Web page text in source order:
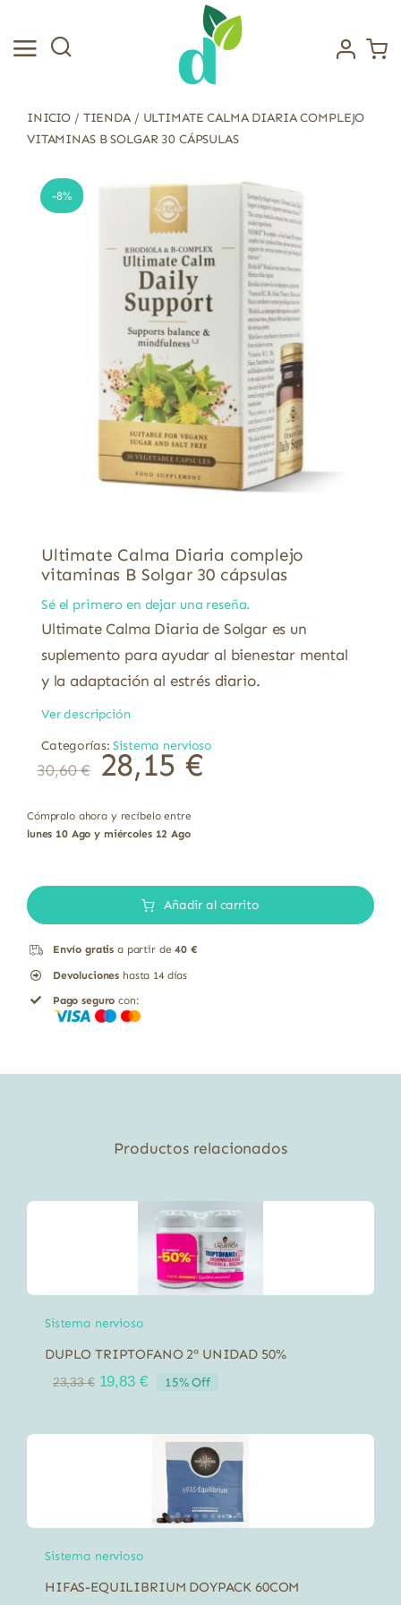
contenido
INICIO / TIENDA/ ULTIMATE CALMA DIARIA COMPLEJO
VITAMINAS B SOLGAR 30 CÁPSULAS
-8%
Ultimate Calma Diaria complejo
vitaminas B Solgar 30 cápsulas
Sé el primero en dejar una reseña.
Ultimate Calma Diaria de Solgar es un
suplemento para ayudar al bienestar mental
y la adaptación al estrés diario.
Ver descripción
Categorías:Sistema nervioso
30,60€ 28,15 €
Cómpralo ahora y recíbelo entre
lunes 10 Ago y miércoles 12 Ago
Calma
Añadir al carrito
Envío gratis a partir de40 €
Devoluciones hasta 14 días
Pago seguro con:
Productos relacionados
Sistema nervioso
DUPLO TRIPTOFANO 2ª UNIDAD 50%
23,33€ El
era:
19,83 €El
es:
19,83 €.
15% Off
Sistema nervioso
HIFAS-EQUILIBRIUM DOYPACK 60COM